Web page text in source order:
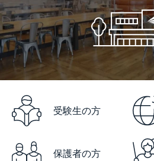
受験生の方
保護者の方